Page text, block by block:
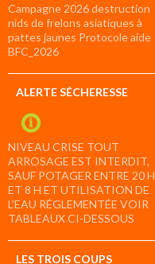
Campagne 2026 destruction
nids de frelons asiatiques à
pattes jaunes Protocole aide
BFC_2026
ALERTE SÉCHERESSE
NIVEAU CRISE TOUT
ARROSAGE EST INTERDIT,
SAUF POTAGER ENTRE 20 H
ET 8 H ET UTILISATION DE
L’EAU RÉGLEMENTÉE VOIR
TABLEAUX CI-DESSOUS
LES TROIS COUPS